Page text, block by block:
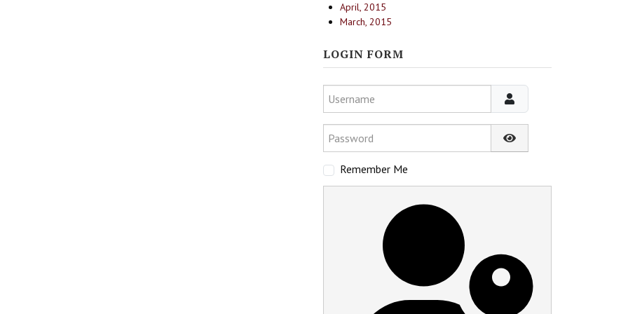
Hannah Arendt und Heinrich Blücher. Biografie eines Paares.
(2021). Ein Pinguin unter Störchen. Leben mit Autismus
April, 2015
March, 2015
LOGIN FORM
Username
Password
Show Password
Remember Me